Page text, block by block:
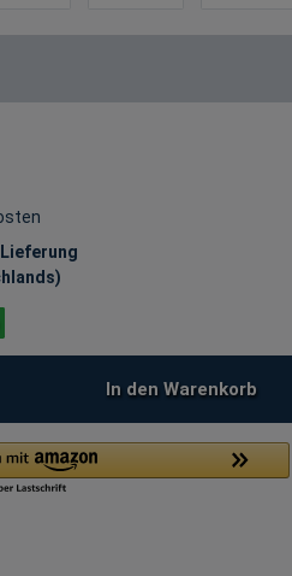
In den Warenkorb